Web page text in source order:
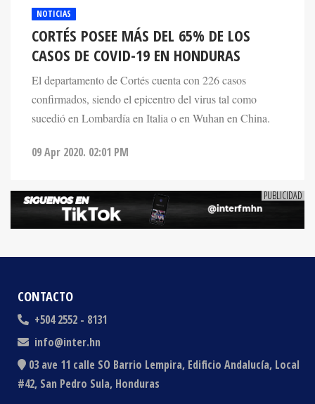
CORTÉS POSEE MÁS DEL 65% DE LOS
CASOS DE COVID-19 EN HONDURAS
El departamento de Cortés cuenta con 226 casos
confirmados, siendo el epicentro del virus tal como
sucedió en Lombardía en Italia o en Wuhan en China.
CONTACTO
+504 2552 - 8131
info@inter.hn
03 ave 11 calle SO Barrio Lempira, Edificio Andalucía, Local
#42, San Pedro Sula, Honduras